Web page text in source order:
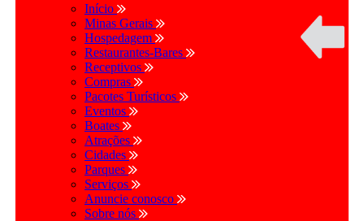
Início
Minas Gerais
Hospedagem
Restaurantes-Bares
Receptivos
Compras
Pacotes Turísticos
Eventos
Boates
Atrações
Cidades
Parques
Serviços
Anuncie conosco
Sobre nós